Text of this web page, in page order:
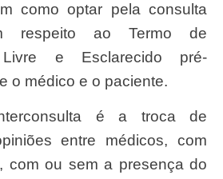
como optar pela consulta
respeito ao Termo de
Livre e Esclarecido pré-
o médico e o paciente.
entre médicos, com
com ou sem a presença do